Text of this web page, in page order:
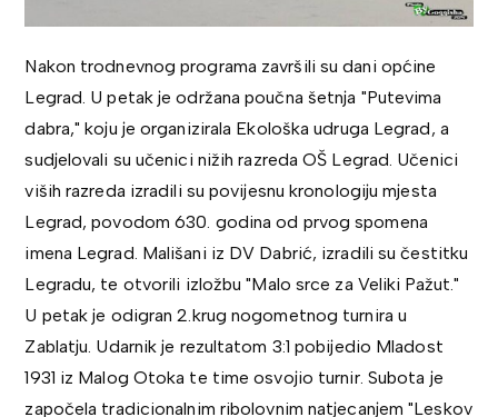
Nakon trodnevnog programa završili su dani općine
Legrad. U petak je održana poučna šetnja "Putevima
dabra," koju je organizirala Ekološka udruga Legrad, a
sudjelovali su učenici nižih razreda OŠ Legrad. Učenici
viših razreda izradili su povijesnu kronologiju mjesta
Legrad, povodom 630. godina od prvog spomena
imena Legrad. Mališani iz DV Dabrić, izradili su čestitku
Legradu, te otvorili izložbu "Malo srce za Veliki Pažut."
U petak je odigran 2.krug nogometnog turnira u
Zablatju. Udarnik je rezultatom 3:1 pobijedio Mladost
1931 iz Malog Otoka te time osvojio turnir. Subota je
započela tradicionalnim ribolovnim natjecanjem "Leskov